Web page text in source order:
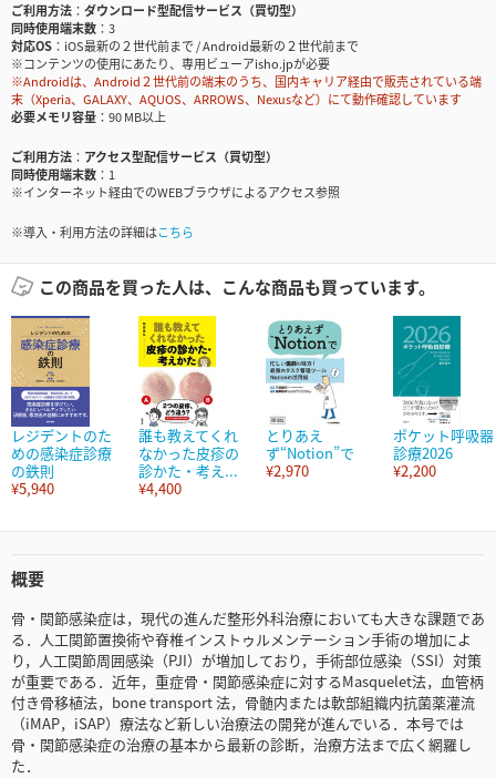
ご利用方法
ダウンロード型配信サービス（買切型）
同時使用端末数
3
対応OS
iOS最新の２世代前まで / Android最新の２世代前まで
※コンテンツの使用にあたり、専用ビューアisho.jpが必要
※Androidは、Android２世代前の端末のうち、国内キャリア経由で販売されている端
末（Xperia、GALAXY、AQUOS、ARROWS、Nexusなど）にて動作確認しています
必要メモリ容量
90 MB以上
ご利用方法
アクセス型配信サービス（買切型）
同時使用端末数
1
※インターネット経由でのWEBブラウザによるアクセス参照
※導入・利用方法の詳細はこちら
この商品を買った人は、こんな商品も買っています。
レジデントのた
めの感染症診療
の鉄則
¥5,940
誰も教えてくれ
なかった皮疹の
診かた・考え...
¥4,400
とりあえ
ず“Notion”で
¥2,970
ポケット呼吸器
診療2026
¥2,200
概要
骨・関節感染症は，現代の進んだ整形外科治療においても大きな課題であ
る．人工関節置換術や脊椎インストゥルメンテーション手術の増加によ
り，人工関節周囲感染（PJI）が増加しており，手術部位感染（SSI）対策
が重要である．近年，重症骨・関節感染症に対するMasquelet法，血管柄
付き骨移植法，bone transport 法，骨髄内または軟部組織内抗菌薬灌流
（iMAP，iSAP）療法など新しい治療法の開発が進んでいる．本号では
骨・関節感染症の治療の基本から最新の診断，治療方法まで広く網羅し
た．